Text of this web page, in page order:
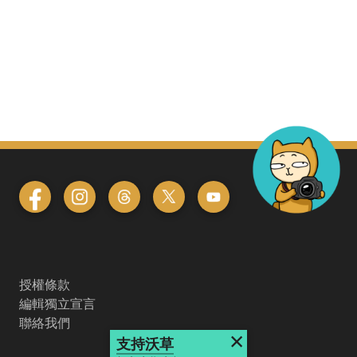
授權條款
編輯獨立宣言
聯絡我們
支持沃草 ×